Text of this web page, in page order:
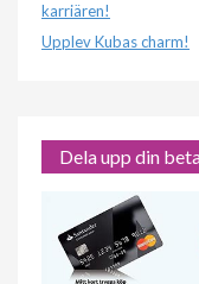
karriären!
Upplev Kubas charm!
Dela upp din